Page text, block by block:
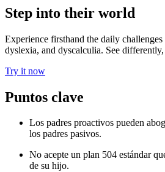
Step into their world
Experience firsthand the daily
dyslexia, and dyscalculia. See
Try it now
Puntos clave
Los padres proactivos pueden
los padres pasivos.
No acepte un plan 504 estándar
de su hijo.